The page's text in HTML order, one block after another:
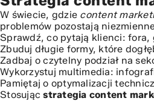
W świecie, gdzie content
problemów pozostają
Sprawdź, co pytają klienci: fora,
Zbuduj długie formy, które
Zadbaj o czytelny podział na
Wykorzystuj multimedia:
Pamiętaj o optymalizacji
Stosującstrategia content